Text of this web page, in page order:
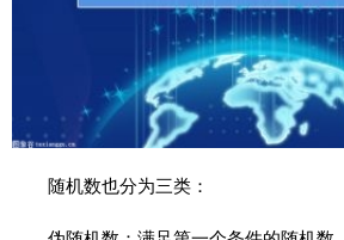
随机数也分为三类：